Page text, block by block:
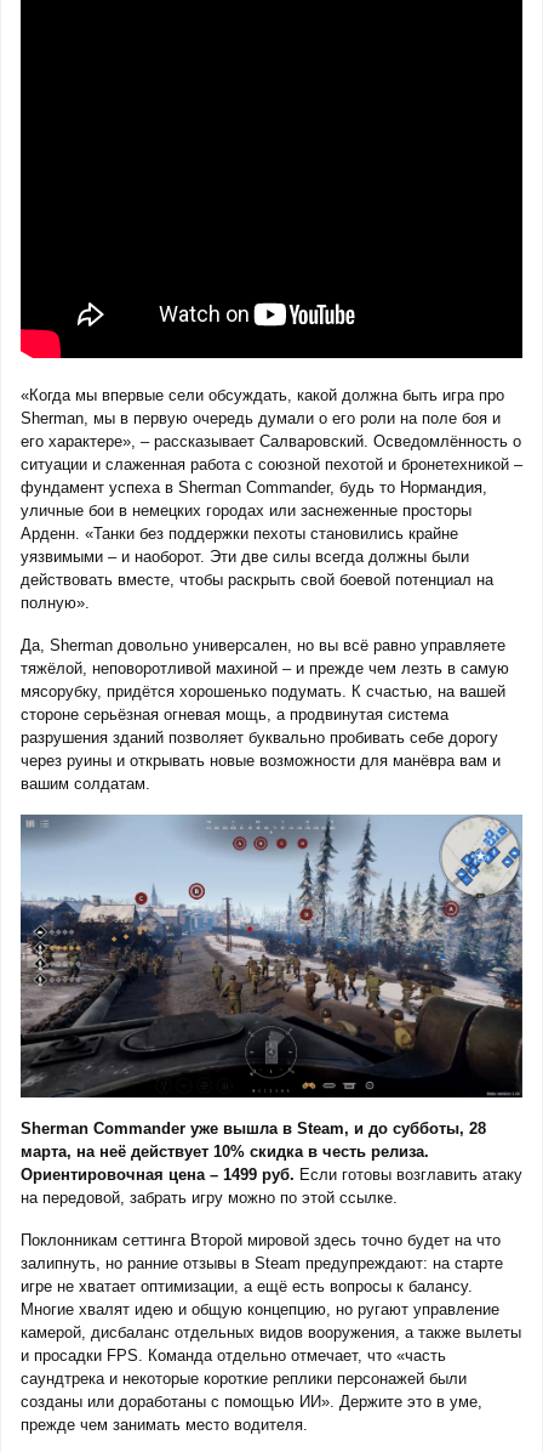
«Когда мы впервые сели обсуждать, какой должна быть игра про
Sherman, мы в первую очередь думали о его роли на поле боя и
его характере», – рассказывает Салваровский. Осведомлённость о
ситуации и слаженная работа с союзной пехотой и бронетехникой –
фундамент успеха в Sherman Commander, будь то Нормандия,
уличные бои в немецких городах или заснеженные просторы
Арденн. «Танки без поддержки пехоты становились крайне
уязвимыми – и наоборот. Эти две силы всегда должны были
действовать вместе, чтобы раскрыть свой боевой потенциал на
полную».
Да, Sherman довольно универсален, но вы всё равно управляете
тяжёлой, неповоротливой махиной – и прежде чем лезть в самую
мясорубку, придётся хорошенько подумать. К счастью, на вашей
стороне серьёзная огневая мощь, а продвинутая система
разрушения зданий позволяет буквально пробивать себе дорогу
через руины и открывать новые возможности для манёвра вам и
вашим солдатам.
Sherman Commander уже вышла в Steam, и до субботы, 28
марта, на неё действует 10% скидка в честь релиза.
Ориентировочная цена – 1499 руб. Если готовы возглавить атаку
на передовой, забрать игру можно по этой ссылке.
Поклонникам сеттинга Второй мировой здесь точно будет на что
залипнуть, но ранние отзывы в Steam предупреждают: на старте
игре не хватает оптимизации, а ещё есть вопросы к балансу.
Многие хвалят идею и общую концепцию, но ругают управление
камерой, дисбаланс отдельных видов вооружения, а также вылеты
и просадки FPS. Команда отдельно отмечает, что «часть
саундтрека и некоторые короткие реплики персонажей были
созданы или доработаны с помощью ИИ». Держите это в уме,
прежде чем занимать место водителя.